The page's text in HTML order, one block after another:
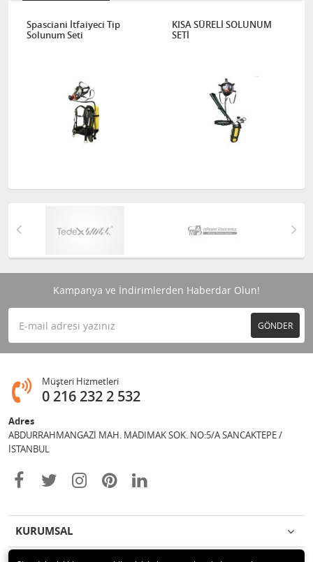
Spasciani İtfaiyeci Tip
Solunum Seti
KISA SÜRELİ SOLUNUM
SETİ
Kampanya ve İndirimlerden Haberdar Olun!
GÖNDER
Müşteri Hizmetleri
0 216 232 2 532
Adres
ABDURRAHMANGAZİ MAH. MADIMAK SOK. NO:5/A SANCAKTEPE /
İSTANBUL
KURUMSAL